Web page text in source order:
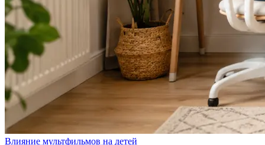
Влияние мультфильмов на детей